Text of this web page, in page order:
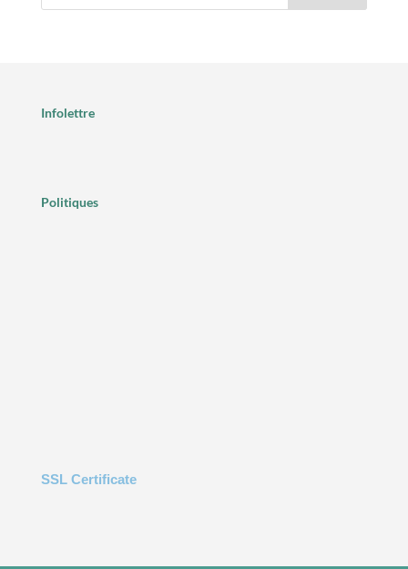
Infolettre
Politiques
SSL Certificate